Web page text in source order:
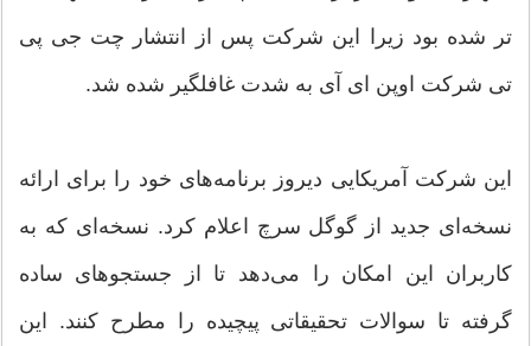
تر شده بود زیرا این شرکت پس از انتشار چت جی پی
تی شرکت اوپن ای آی به شدت غافلگیر شده شد.
این شرکت آمریکایی دیروز برنامه‌های خود را برای ارائه
نسخه‌ای جدید از گوگل سرچ اعلام کرد. نسخه‌ای که به
کاربران این امکان را می‌دهد تا از جستجوهای ساده
گرفته تا سوالات تحقیقاتی پیچیده را مطرح کنند. این